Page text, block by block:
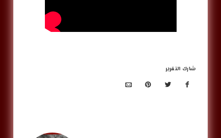
شارك التقرير